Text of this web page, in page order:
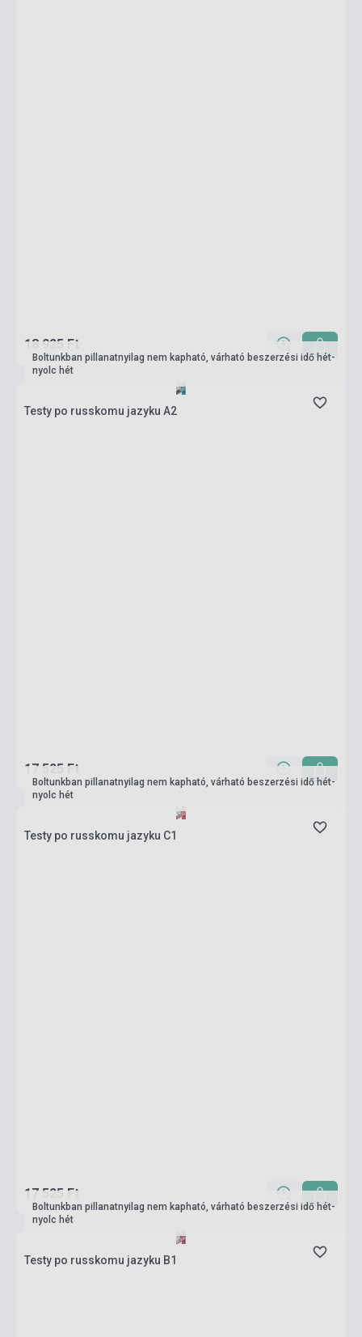
18 925 Ft
Boltunkban pillanatnyilag nem kapható, várható beszerzési idő hét-
nyolc hét
Testy po russkomu jazyku A2
17 525 Ft
Boltunkban pillanatnyilag nem kapható, várható beszerzési idő hét-
nyolc hét
Testy po russkomu jazyku C1
17 525 Ft
Boltunkban pillanatnyilag nem kapható, várható beszerzési idő hét-
nyolc hét
Testy po russkomu jazyku B1